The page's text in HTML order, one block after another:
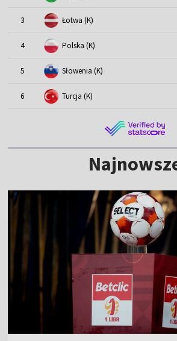
3 Łotwa (K)
4 Polska (K)
5 Słowenia (K)
6 Turcja (K)